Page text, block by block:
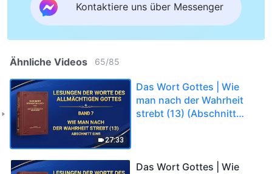
Kontaktiere uns über Messenger
Ähnliche Videos 65/85
27:33
Das Wort Gottes | Wie
man nach der Wahrheit
strebt (13) (Abschnitt
Das Wort Gottes | Wie